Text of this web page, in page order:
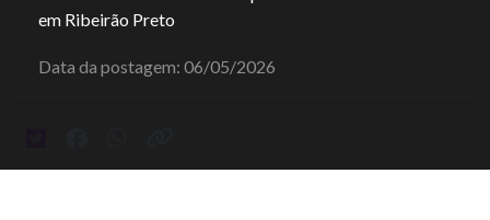
em Ribeirão Preto
Data da postagem: 06/05/2026